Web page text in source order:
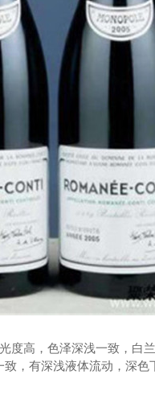
度高，色泽深浅一致，白
，有深浅液体流动，深色